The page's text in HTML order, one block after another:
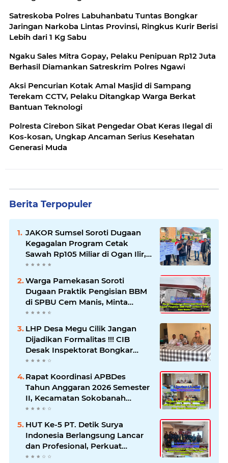
Satreskoba Polres Labuhanbatu Tuntas Bongkar
Jaringan Narkoba Lintas Provinsi, Ringkus Kurir Berisi
Lebih dari 1 Kg Sabu
Ngaku Sales Mitra Gopay, Pelaku Penipuan Rp12 Juta
Berhasil Diamankan Satreskrim Polres Ngawi
Aksi Pencurian Kotak Amal Masjid di Sampang
Terekam CCTV, Pelaku Ditangkap Warga Berkat
Bantuan Teknologi
Polresta Cirebon Sikat Pengedar Obat Keras Ilegal di
Kos-kosan, Ungkap Ancaman Serius Kesehatan
Generasi Muda
Berita Terpopuler
JAKOR Sumsel Soroti Dugaan
Kegagalan Program Cetak
Sawah Rp105 Miliar di Ogan Ilir,
Desak Kadis Pertanian Mundur
Warga Pamekasan Soroti
Dugaan Praktik Pengisian BBM
di SPBU Cem Manis, Minta
Klarifikasi dan Pengawasan
LHP Desa Megu Cilik Jangan
Dijadikan Formalitas !!! CIB
Desak Inspektorat Bongkar
Seluruh Fakta dan Hentikan
Rapat Koordinasi APBDes
Tahun Anggaran 2026 Semester
II, Kecamatan Sokobanah
Libatkan 12 Desa
HUT Ke-5 PT. Detik Surya
Indonesia Berlangsung Lancar
dan Profesional, Perkuat
Kompetensi Wartawan